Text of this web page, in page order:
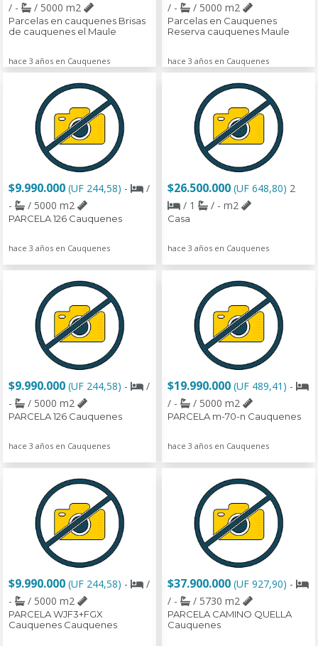
/ -
/ 5000 m2
Parcelas en cauquenes Brisas
de cauquenes el Maule
hace 3 años en Cauquenes
/ -
/ 5000 m2
Parcelas en Cauquenes
Reserva cauquenes Maule
hace 3 años en Cauquenes
$9.990.000 (UF 244,58) -
/
-
/ 5000 m2
PARCELA 126 Cauquenes
hace 3 años en Cauquenes
$26.500.000 (UF 648,80) 2
/ 1
/ - m2
Casa
hace 3 años en Cauquenes
$9.990.000 (UF 244,58) -
/
-
/ 5000 m2
PARCELA 126 Cauquenes
hace 3 años en Cauquenes
$19.990.000 (UF 489,41) -
/ -
/ 5000 m2
PARCELA m-70-n Cauquenes
hace 3 años en Cauquenes
$9.990.000 (UF 244,58) -
/
-
/ 5000 m2
PARCELA WJF3+FGX
Cauquenes Cauquenes
$37.900.000 (UF 927,90) -
/ -
/ 5730 m2
PARCELA CAMINO QUELLA
Cauquenes